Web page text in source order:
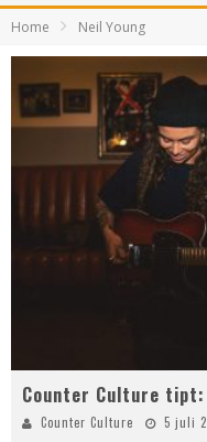
Home Neil Young
Counter Culture
Counter Culture 5 juli